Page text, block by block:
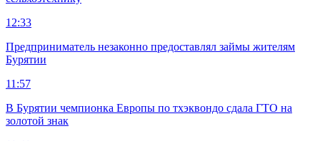
12:33
Предприниматель незаконно предоставлял займы жителям
Бурятии
11:57
В Бурятии чемпионка Европы по тхэквондо сдала ГТО на
золотой знак